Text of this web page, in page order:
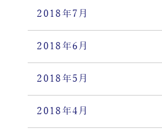
2018年7月
2018年6月
2018年5月
2018年4月